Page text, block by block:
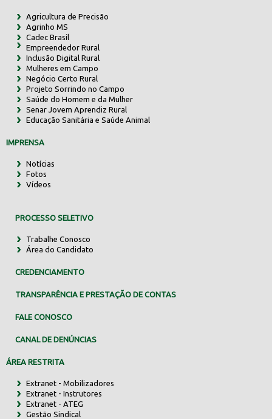
Agricultura de Precisão
Agrinho MS
Cadec Brasil
Empreendedor Rural
Inclusão Digital Rural
Mulheres em Campo
Negócio Certo Rural
Projeto Sorrindo no Campo
Saúde do Homem e da Mulher
Senar Jovem Aprendiz Rural
Educação Sanitária e Saúde Animal
IMPRENSA
Notícias
Fotos
Vídeos
PROCESSO SELETIVO
Trabalhe Conosco
Área do Candidato
CREDENCIAMENTO
TRANSPARÊNCIA E PRESTAÇÃO DE CONTAS
FALE CONOSCO
CANAL DE DENÚNCIAS
ÁREA RESTRITA
Extranet - Mobilizadores
Extranet - Instrutores
Extranet - ATEG
Gestão Sindical